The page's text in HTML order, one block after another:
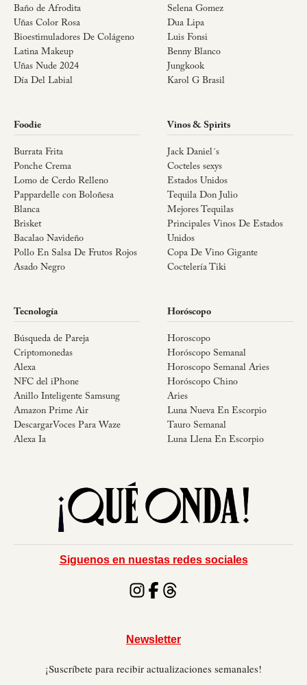
Baño de Afrodita
Uñas Color Rosa
Bioestimuladores De Colágeno
Latina Makeup
Uñas Nude 2024
Día Del Labial
Selena Gomez
Dua Lipa
Luis Fonsi
Benny Blanco
Jungkook
Karol G Brasil
Foodie
Burrata Frita
Ponche Crema
Lomo de Cerdo Relleno
Pappardelle con Boloñesa
Blanca
Brisket
Bacalao Navideño
Pollo En Salsa De Frutos Rojos
Asado Negro
Vinos & Spirits
Jack Daniel´s
Cocteles sexys
Estados Unidos
Tequila Don Julio
Mejores Tequilas
Principales Vinos De Estados
Unidos
Copa De Vino Gigante
Coctelería Tiki
Tecnología
Búsqueda de Pareja
Criptomonedas
Alexa
NFC del iPhone
Anillo Inteligente Samsung
Amazon Prime Air
DescargarVoces Para Waze
Alexa Ia
Horóscopo
Horoscopo
Horóscopo Semanal
Horoscopo Semanal Aries
Horóscopo Chino
Aries
Luna Nueva En Escorpio
Tauro Semanal
Luna Llena En Escorpio
Siguenos en nuestas redes sociales
Newsletter
¡Suscríbete para recibir actualizaciones semanales!